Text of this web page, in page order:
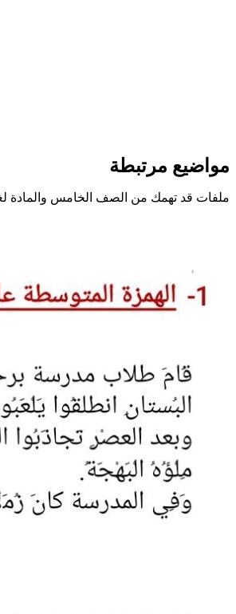
مواضيع مرتبطة
ملفات قد تهمك من الصف الخامس والمادة